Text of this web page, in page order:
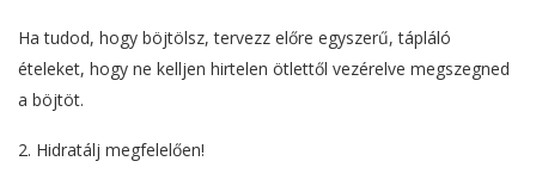
Ha tudod, hogy böjtölsz, tervezz előre egyszerű, tápláló
ételeket, hogy ne kelljen hirtelen ötlettől vezérelve megszegned
a böjtöt.
2. Hidratálj megfelelően!